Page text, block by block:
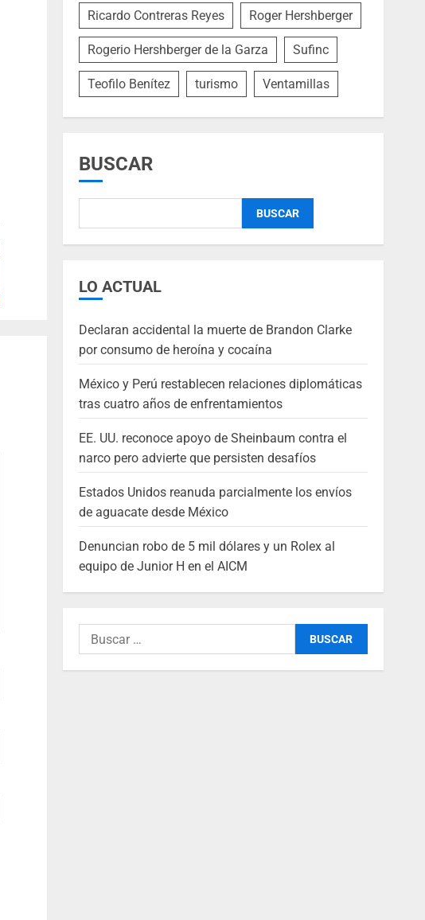
Ricardo Contreras Reyes Roger Hershberger
Rogerio Hershberger de la Garza Sufinc
Teofilo Benítez turismo Ventamillas
BUSCAR
BUSCAR
LO ACTUAL
Declaran accidental la muerte de Brandon Clarke
por consumo de heroína y cocaína
México y Perú restablecen relaciones diplomáticas
tras cuatro años de enfrentamientos
EE. UU. reconoce apoyo de Sheinbaum contra el
narco pero advierte que persisten desafíos
Estados Unidos reanuda parcialmente los envíos
de aguacate desde México
Denuncian robo de 5 mil dólares y un Rolex al
equipo de Junior H en el AICM